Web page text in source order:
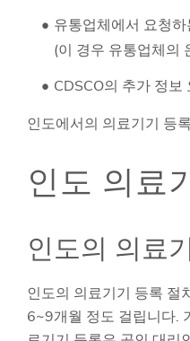
유통업체에서 요청
(이 경우 유통업체의
CDSCO의 추가 정보
인도에서의 의료기기 등
인도 의료
인도의 의료
인도의 의료기기 등록 절
6~9개월 정도 걸립니다.